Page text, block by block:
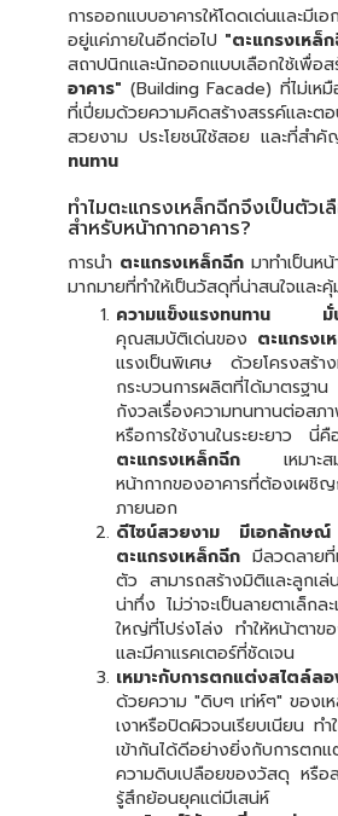
การออกแบบอาคารให้โดดเด่นและมี
อยู่แค่ภายในอีกต่อไป "ตะแกรงเหล็
สถาปนิกและนักออกแบบเลือกใช้เพื่อ
อาคาร" (Building Facade) ที่ไม่เหมื
ที่เปี่ยมด้วยความคิดสร้างสรรค์และต
สวยงาม ประโยชน์ใช้สอย และที่สำ
ทนทาน
ทำไมตะแกรงเหล็กฉีกจึงเป็นตัว
สำหรับหน้ากากอาคาร?
การนำ ตะแกรงเหล็กฉีก มาทำเป็นห
มากมายที่ทำให้เป็นวัสดุที่น่าสนใจและ
ความแข็งแรงทนทาน มั่นใ
คุณสมบัติเด่นของ ตะแกรงเ
แรงเป็นพิเศษ ด้วยโครงสร้า
กระบวนการผลิตที่ได้มาตร
กังวลเรื่องความทนทานต่อ
หรือการใช้งานในระยะยาว นี่
ตะแกรงเหล็กฉีก เหมาะสม
หน้ากากของอาคารที่ต้องเผชิ
ภายนอก
ดีไซน์สวยงาม มีเอกลักษณ์
ตะแกรงเหล็กฉีก มีลวดลายที่
ตัว สามารถสร้างมิติและลูกเล่
น่าทึ่ง ไม่ว่าจะเป็นลายตาเล็กล
ใหญ่ที่โปร่งโล่ง ทำให้หน้าตา
และมีคาแรคเตอร์ที่ชัดเจน
เหมาะกับการตกแต่งสไตล์ล
ด้วยความ "ดิบๆ เท่ห์ๆ" ของเ
เงาหรือปิดผิวจนเรียบเนียน ทำ
เข้ากันได้ดีอย่างยิ่งกับการตก
ความดิบเปลือยของวัสดุ หรือส
รู้สึกย้อนยุคแต่มีเสน่ห์